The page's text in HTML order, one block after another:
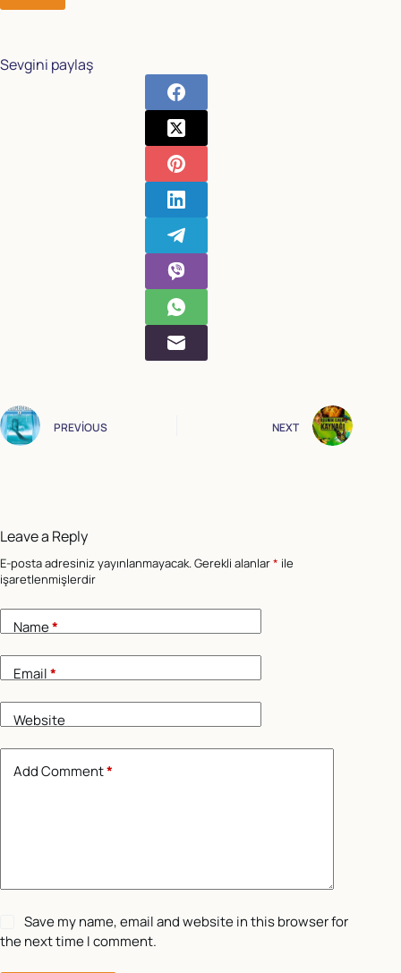
Sevgini paylaş
PREVIOUS NEXT
Leave a Reply
E-posta adresiniz yayınlanmayacak.Gerekli alanlar* ile
işaretlenmişlerdir
Name*
Email*
Website
Add Comment*
Save my name, email and website in this browser for
the next time I comment.